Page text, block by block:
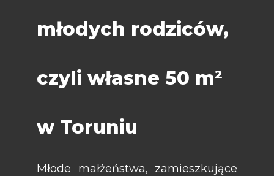
młodych rodziców,
czyli własne 50 m²
w Toruniu
Młode małżeństwa, zamieszkujące